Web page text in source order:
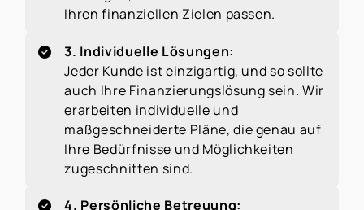
Ihren finanziellen Zielen passen.
3. Individuelle Lösungen:
Jeder Kunde ist einzigartig, und so sollte
auch Ihre Finanzierungslösung sein. Wir
erarbeiten individuelle und
maßgeschneiderte Pläne, die genau auf
Ihre Bedürfnisse und Möglichkeiten
zugeschnitten sind.
4. Persönliche Betreuung: